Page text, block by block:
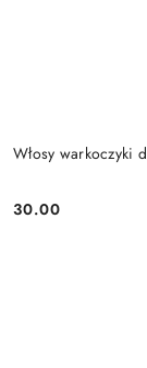
Włosy warkoczyki
Cena:
30.00